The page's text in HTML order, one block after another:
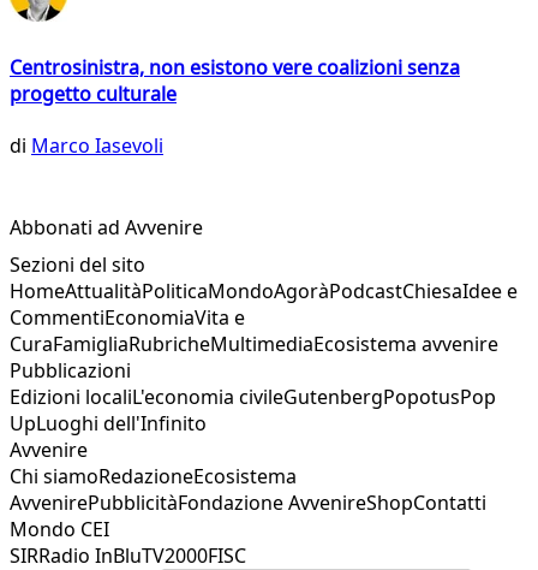
Centrosinistra, non esistono vere coalizioni senza
progetto culturale
di Marco Iasevoli
Abbonati ad Avvenire
Sezioni del sito
HomeAttualitàPoliticaMondoAgoràPodcastChiesaIdee e
CommentiEconomiaVita e
CuraFamigliaRubricheMultimediaEcosistema avvenire
Pubblicazioni
Edizioni localiL'economia civileGutenbergPopotusPop
UpLuoghi dell'Infinito
Avvenire
Chi siamoRedazioneEcosistema
AvvenirePubblicitàFondazione AvvenireShopContatti
Mondo CEI
SIRRadio InBluTV2000FISC